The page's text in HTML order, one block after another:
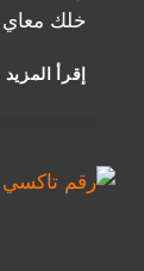
خلك معاي
إقرأ المزيد